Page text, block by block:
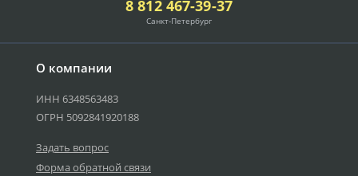
О компании
ИНН 6348563483
ОГРН 5092841920188
Задать вопрос
Форма обратной связи
8 812 467-39-37
Санкт-Петербург